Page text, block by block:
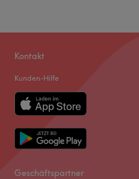
Kontakt
Kunden-Hilfe
Geschäftspartner